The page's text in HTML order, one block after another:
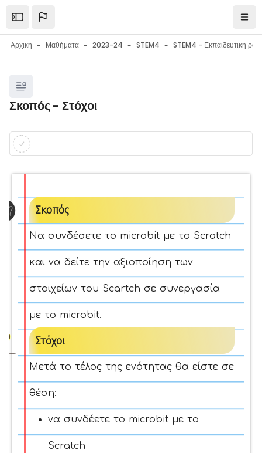
Open the sidebar
Αρχική Μαθήματα 2023-24 STEM4
Μπλοκ
Σκοπός - Στόχοι
Μπλοκ
Απαιτήσεις ολοκλήρωσης
Σκοπός
Να συνδέσετε το microbit με το Scratch
και να δείτε την αξιοποίηση των
στοιχείων του Scartch σε συνεργασία
με το microbit.
Στόχοι
Μετά το τέλος της ενότητας θα είστε σε
θέση:
να συνδέετε το microbit με το
Scratch